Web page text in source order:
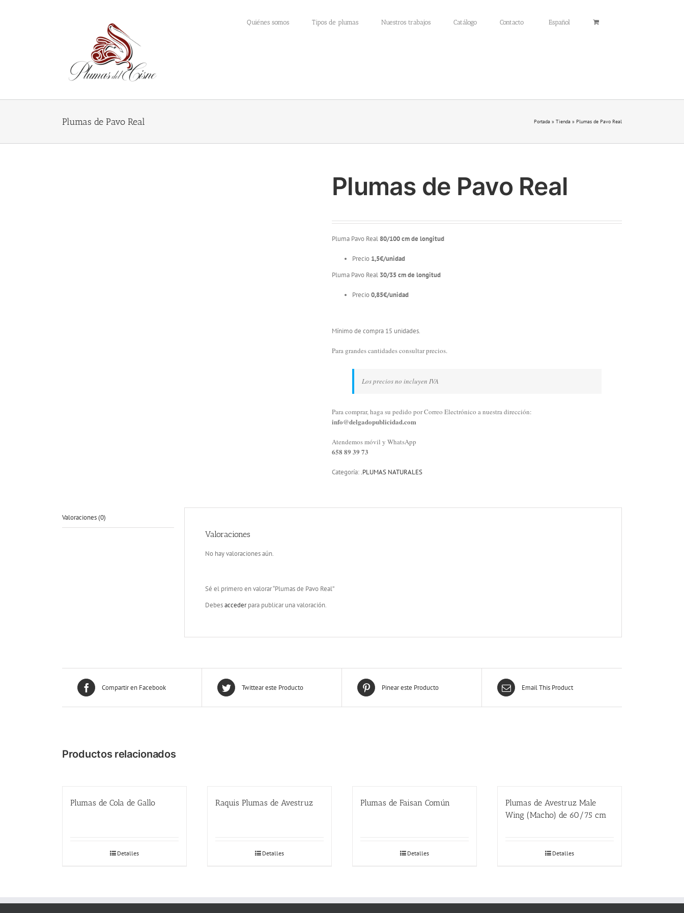
Quiénes somos Tipos de plumas Nuestros trabajos Catálogo Contacto Español
Plumas de Pavo Real Portada » Tienda » Plumas de Pavo Real
Plumas de Pavo Real
Pluma Pavo Real 80/100 cm de longitud
Precio 1,5€/unidad
Pluma Pavo Real 30/35 cm de longitud
Precio0,85€/unidad
Mínimo de compra 15 unidades.
Para grandes cantidades consultar precios.
Los precios no incluyen IVA
Para comprar, haga su pedido por Correo Electrónico a nuestra dirección:
info@delgadopublicidad.com
Atendemos móvil y WhatsApp
658 89 39 73
Categoría:.PLUMAS NATURALES
Valoraciones (0)
Valoraciones
No hay valoraciones aún.
Sé el primero en valorar “Plumas de Pavo Real”
Debesaccederpara publicar una valoración.
Compartir en Facebook Twittear este Producto Pinear este Producto Email This Product
Productos relacionados
Plumas de Cola de Gallo
Detalles
Raquis Plumas de Avestruz
Detalles
Plumas de Faisan Común
Detalles
Plumas de Avestruz Male
Wing (Macho) de 60/75 cm
Detalles